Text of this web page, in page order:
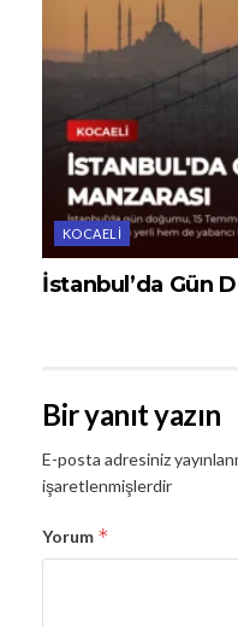
KOCAELI
İstanbul’da Gün
Bir yanıt yazın
E-posta adresiniz
işaretlenmişlerdir
Yorum *